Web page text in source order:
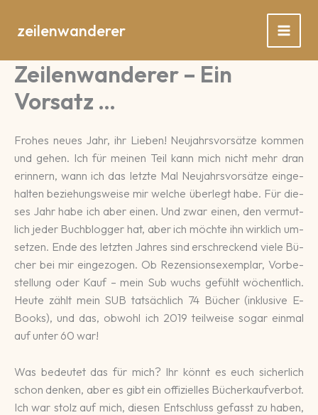
Inhaltzeilenwanderer
Zeilenwanderer – Ein
Vorsatz …
Frohes neues Jahr, ihr Lie­ben! Neu­jahrs­vor­sätze kommen
und gehen. Ich für meinen Teil kann mich nicht mehr dran
erinnern, wann ich das letzte Mal Neu­jahrs­vor­sätze ein­ge­
hal­ten be­ziehungs­weise mir wel­che über­legt habe. Für die­
ses Jahr habe ich aber einen. Und zwar einen, den ver­mut­
lich jeder Buch­blogger hat, aber ich möchte ihn wirk­lich um­
setzen. Ende des letz­ten Jahres sind er­schre­ckend viele Bü­
cher bei mir ein­ge­zogen. Ob Re­zen­sions­exem­plar, Vor­be­
stellung oder Kauf – mein Sub wuchs ge­fühlt wö­chent­lich.
Heute zählt mein SUB tat­säch­lich 74 Bücher (inklusive E-
Books), und das, ob­wohl ich 2019 teil­wei­se sogar ein­mal
auf unter 60 war!
Was bedeutet das für mich? Ihr könnt es euch si­cher­lich
schon denken, aber es gibt ein offi­zielles Bü­cher­kauf­ver­bot.
Ich war stolz auf mich, diesen Ent­schluss ge­fasst zu haben,